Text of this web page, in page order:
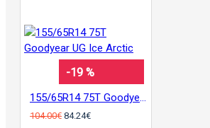
-19 %
104.00€ 84.24€